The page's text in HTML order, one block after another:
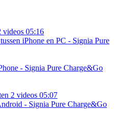
videos 05:16
iPhone en PC - Signia Pure
- Signia Pure Charge&Go
2 videos 05:07
- Signia Pure Charge&Go